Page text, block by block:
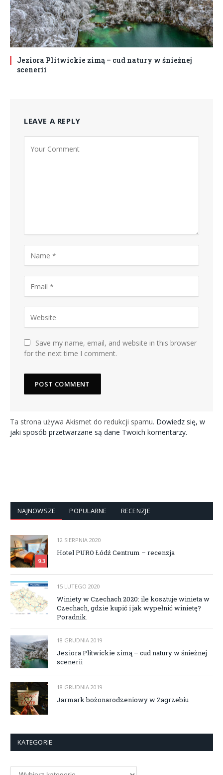
Jeziora Plitwickie zimą – cud natury w śnieżnej
scenerii
LEAVE A REPLY
Save my name, email, and website in this browser
for the next time I comment.
Ta strona używa Akismet do redukcji spamu. Dowiedz się, w
jaki sposób przetwarzane są dane Twoich komentarzy.
NAJNOWSZE POPULARNE RECENZJE
9.3
12 SIERPNIA 2020
Hotel PURO Łódź Centrum – recenzja
15 LUTEGO 2020
Winiety w Czechach 2020: ile kosztuje winieta w
Czechach, gdzie kupić i jak wypełnić winietę?
Poradnik.
18 GRUDNIA 2019
Jeziora Plitwickie zimą – cud natury w śnieżnej
scenerii
18 GRUDNIA 2019
Jarmark bożonarodzeniowy w Zagrzebiu
KATEGORIE
Kategorie